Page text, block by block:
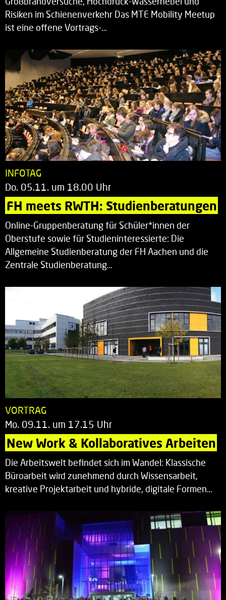
Risiken im Schienenverkehr Das MTE Mobility Meetup
ist eine offene Vortrags-…
INFOTAG
Do. 05.11. um 18.00 Uhr
FH meets RWTH: Studienberatungen
Online-Gruppenberatung für Schüler*innen der
Oberstufe sowie für Studieninteressierte: Die
Allgemeine Studienberatung der FH Aachen und die
Zentrale Studienberatung…
VORTRAG
Mo. 09.11. um 17.15 Uhr
New Work & Kollaboratives Arbeiten
Die Arbeitswelt befindet sich im Wandel: Klassische
Büroarbeit wird zunehmend durch Wissensarbeit,
kreative Projektarbeit und hybride, digitale Formen…